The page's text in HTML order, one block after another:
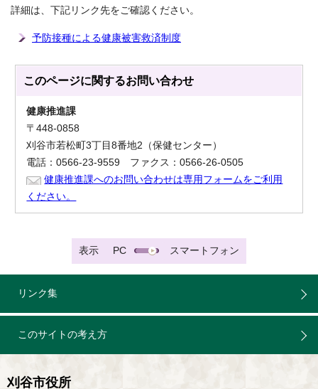
詳細は、下記リンク先をご確認ください。
予防接種による健康被害救済制度
このページに関するお問い合わせ
健康推進課
〒448-0858
刈谷市若松町3丁目8番地2（保健センター）
電話：0566-23-9559 ファクス：0566-26-0505
健康推進課へのお問い合わせは専用フォームをご利用
ください。
表示 PC スマートフォン
リンク集
このサイトの考え方
刈谷市役所